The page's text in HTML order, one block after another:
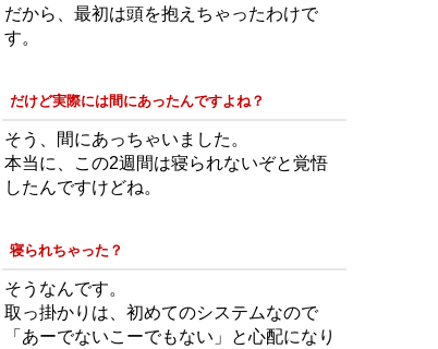
だから、最初は頭を抱えちゃったわけで
す。
だけど実際には間にあったんですよね？
そう、間にあっちゃいました。
本当に、この2週間は寝られないぞと覚悟
したんですけどね。
寝られちゃった？
そうなんです。
取っ掛かりは、初めてのシステムなので
「あーでないこーでもない」と心配になり